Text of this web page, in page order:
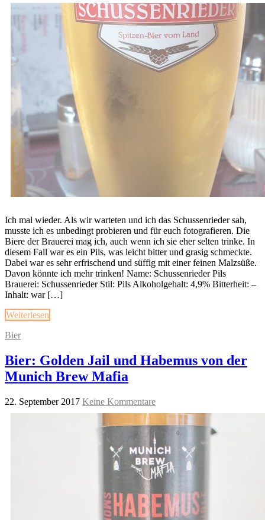
Ich mal wieder. Als wir warteten und ich das Schussenrieder sah,
musste ich es unbedingt probieren und für euch fotografieren. Die
Biere der Brauerei mag ich, auch wenn ich sie eher selten trinke. In
diesem Fall war es ein Pils, was leicht bitter und grasig schmeckte.
Dabei war es sehr erfrischend und süffig mit einer feinen Malzsüße.
Davon könnte ich mehr trinken! Name: Schussenrieder Pils
Brauerei: Schussenrieder Stil: Pils Alkoholgehalt: 4,9% Bitterheit: –
Inhalt: war […]
Weiterlesen
Bier
Bier: Golden Jail und Habemus von der
Munich Brew Mafia
22. September 2017 Keine Kommentare